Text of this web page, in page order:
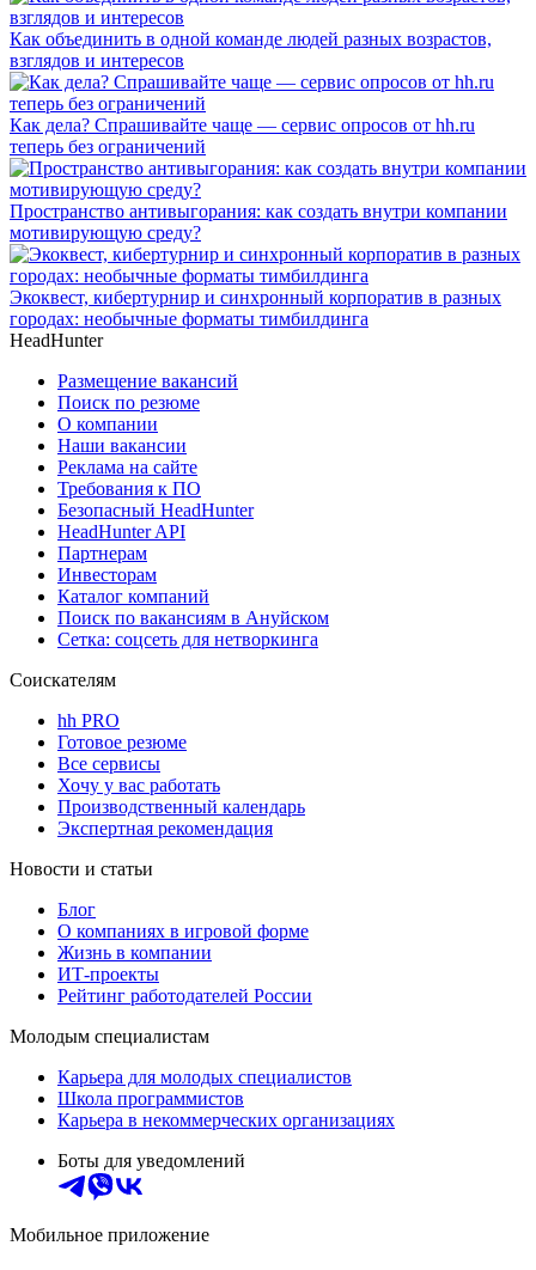
Как объединить в одной команде людей разных возрастов,
взглядов и интересов
Как дела? Спрашивайте чаще — сервис опросов от hh.ru
теперь без ограничений
Пространство антивыгорания: как создать внутри компании
мотивирующую среду?
Экоквест, кибертурнир и синхронный корпоратив в разных
городах: необычные форматы тимбилдинга
HeadHunter
Размещение вакансий
Поиск по резюме
О компании
Наши вакансии
Реклама на сайте
Требования к ПО
Безопасный HeadHunter
HeadHunter API
Партнерам
Инвесторам
Каталог компаний
Поиск по вакансиям в Ануйском
Сетка: соцсеть для нетворкинга
Соискателям
hh PRO
Готовое резюме
Все сервисы
Хочу у вас работать
Производственный календарь
Экспертная рекомендация
Новости и статьи
Блог
О компаниях в игровой форме
Жизнь в компании
ИТ-проекты
Рейтинг работодателей России
Молодым специалистам
Карьера для молодых специалистов
Школа программистов
Карьера в некоммерческих организациях
Боты для уведомлений
Мобильное приложение